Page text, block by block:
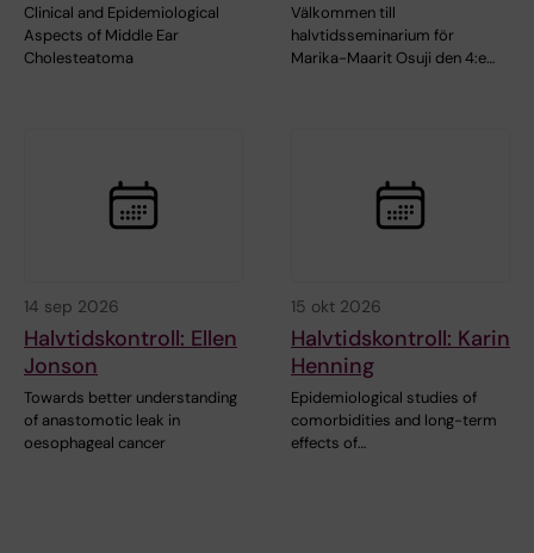
Clinical and Epidemiological
Aspects of Middle Ear
Cholesteatoma
Välkommen till
halvtidsseminarium för
Marika-Maarit Osuji den 4:e…
14 sep 2026
Halvtidskontroll: Ellen
Jonson
Towards better understanding
of anastomotic leak in
oesophageal cancer
15 okt 2026
Halvtidskontroll: Karin
Henning
Epidemiological studies of
comorbidities and long-term
effects of…